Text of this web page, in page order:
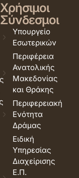
Χρήσιμοι
Σύνδεσμοι
Υπουργείο
Εσωτερικών
Περιφέρεια
Ανατολικής
Μακεδονίας
και Θράκης
Περιφερειακή
Ενότητα
Δράμας
Ειδική
Υπηρεσίας
Διαχείρισης
Ε.Π.